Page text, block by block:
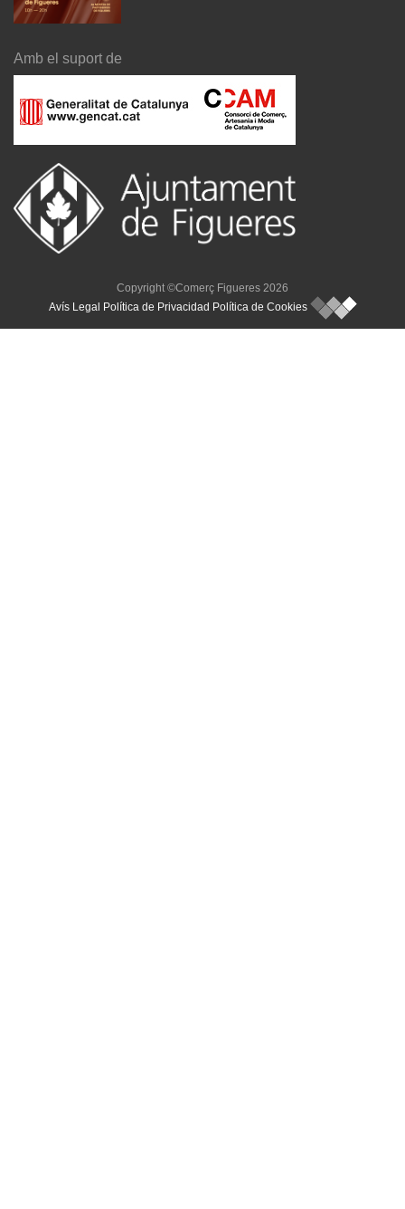
Amb el suport de
Copyright ©Comerç Figueres 2026
Avís Legal Política de Privacidad Política de Cookies